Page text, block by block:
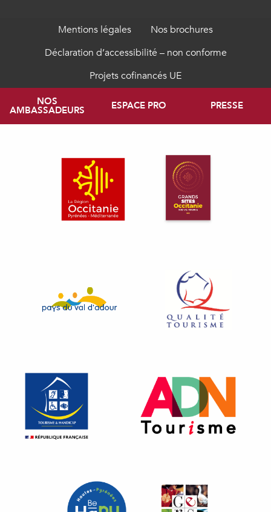
Mentions légales
Nos brochures
Déclaration d’accessibilité – non conforme
Projets cofinancés UE
NOS
AMBASSADEURS ESPACE PRO PRESSE